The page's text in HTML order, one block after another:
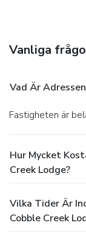
Vanliga
Vad Är
Fastigheten är
Hur Mycket
Creek Lodge?
Vilka Tider Är
Cobble Creek